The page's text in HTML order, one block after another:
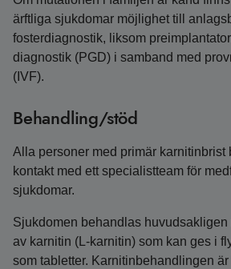
ärftliga sjukdomar möjlighet till
fosterdiagnostik, liksom
diagnostik (PGD) i samband med
(IVF).
Behandling/stöd
Alla personer med primär karnitinbrist
kontakt med ett specialistteam för
sjukdomar.
Sjukdomen behandlas huvudsakligen
av karnitin (L-karnitin) som kan ges i
som tabletter. Karnitinbehandlingen